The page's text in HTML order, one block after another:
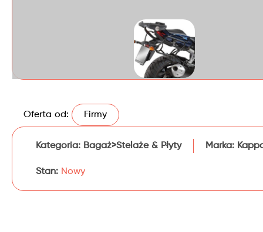
Oferta od: Firmy
Kategoria: Bagaż>Stelaże & Płyty Marka:
Stan: Nowy